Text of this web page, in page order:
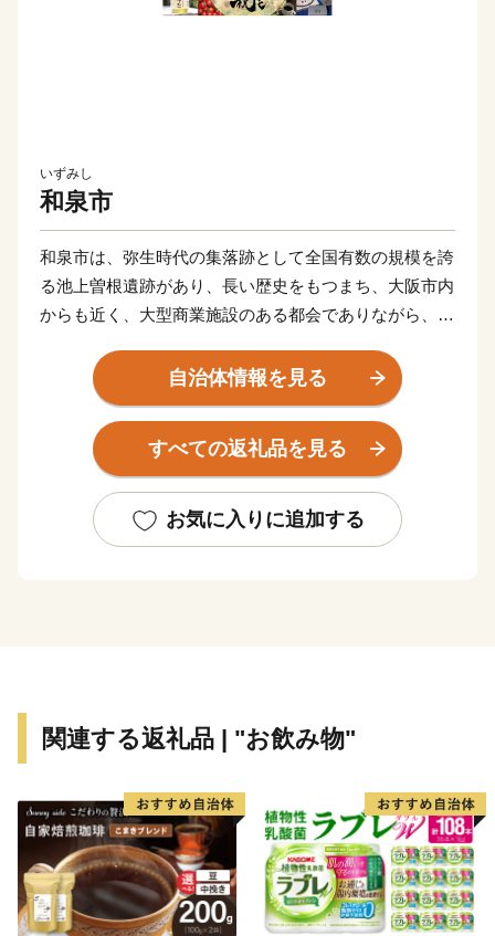
いずみし
和泉市
和泉市は、弥生時代の集落跡として全国有数の規模を誇
る池上曽根遺跡があり、長い歴史をもつまち、大阪市内
からも近く、大型商業施設のある都会でありながら、昔
ニックも気軽に楽しめるトカイナカなまち和泉市です。
自治体情報を見る
すべての返礼品を見る
お気に入りに追加する
関連する返礼品 | "お飲み物"